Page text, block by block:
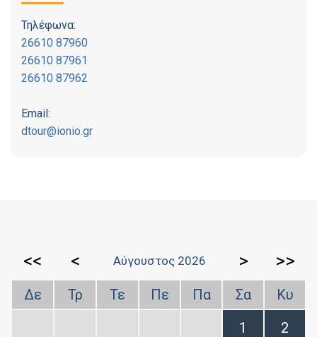
Τηλέφωνα:
26610 87960
26610 87961
26610 87962
Email:
dtour@ionio.gr
<< < Αύγουστος 2026 > >>
Δε Τρ Τε Πε Πα Σα
Κυ
1
2